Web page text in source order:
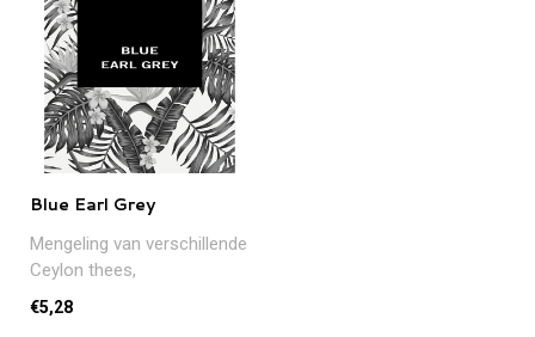
Blue Earl Grey
Mengeling van verschillende
Ceylon thees,
geparfumeerd met olie uit
de bergamotp..
€5,28